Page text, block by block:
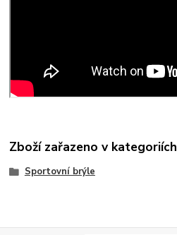
Zboží zařazeno v kategoriích
Sportovní brýle